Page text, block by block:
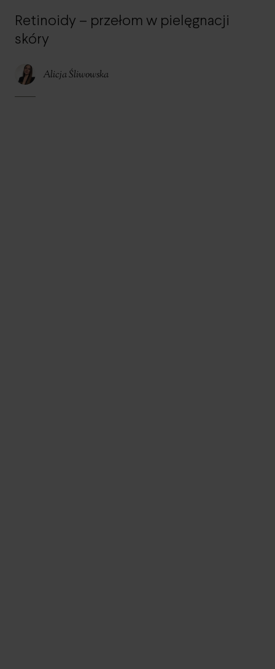
Retinoidy – przełom w pielęgnacji
skóry
Alicja Śliwowska